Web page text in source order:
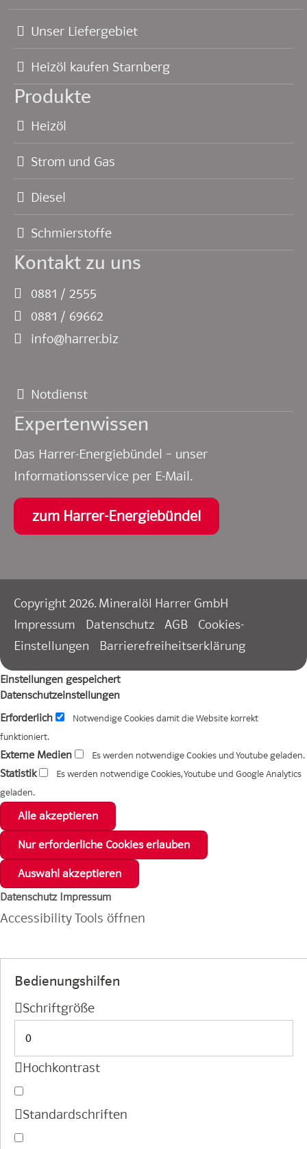
Unser Liefergebiet
Heizöl kaufen Starnberg
Produkte
Heizöl
Strom und Gas
Diesel
Schmierstoffe
Kontakt zu uns
0881 / 2555
0881 / 69662
info@harrer.biz
Notdienst
Experten­wissen
Das Harrer-Energiebündel – unser
Informationsservice per E-Mail.
zum Harrer-Energiebündel
Copyright 2026. Mineralöl Harrer GmbH
Impressum
Datenschutz AGB
Cookies-
Einstellungen
Barrierefreiheitserklärung
Einstellungen gespeichert
Datenschutzeinstellungen
Erforderlich
Notwendige Cookies damit die Website korrekt
funktioniert.
Externe Medien Es werden notwendige Cookies und Youtube geladen.
Statistik
Es werden notwendige Cookies, Youtube und Google Analytics
geladen.
Datenschutz Impressum
Accessibility Tools öffnen
Bedienungshilfen
Schriftgröße
Hochkontrast
Standardschriften